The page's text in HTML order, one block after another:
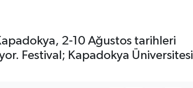
2-10 Ağustos tarihleri
Festival; Kapadokya Üniversitesi